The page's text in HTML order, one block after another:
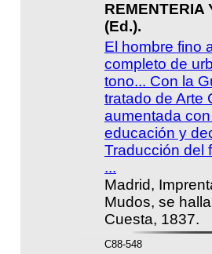
REMENTERIA
(Ed.).
El hombre fino
completo de
tono... Con la
tratado de Arte
aumentada
educación y
Traducción del
...
Madrid,
Mudos, se
Cuesta, 1837.
C88-548